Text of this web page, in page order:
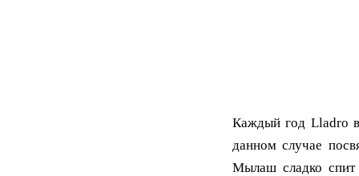
Каждый год Lladro
данном случае
Мылаш сладко спит